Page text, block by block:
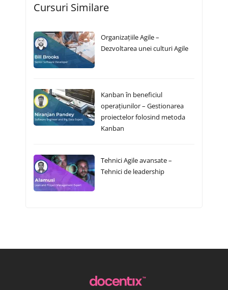
Cursuri Similare
Organizațiile Agile –
Dezvoltarea unei culturi Agile
Kanban în beneficiul
operațiunilor – Gestionarea
proiectelor folosind metoda
Kanban
Tehnici Agile avansate –
Tehnici de leadership